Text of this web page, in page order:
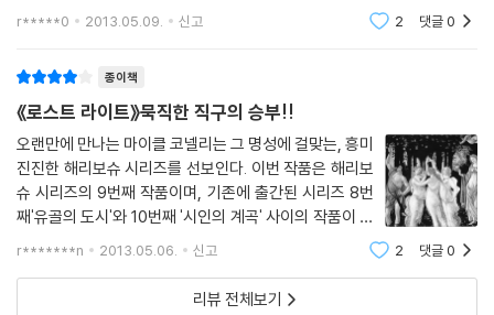
적으로 언급되어 있다.
끝으로 이 작품 전체를 꿰뚫는 명대사가 있다. 해리 보슈의 전처 엘리노어
가 먼저 언급했고 보슈가 계속 마음에 새기며 피해자와 자신의 인생까지
반추하게 되는 문장. 죽은 자의 편에 서서 그들의 사연을 풀어줄 수 있도록
해리 보슈를 움직이게 하고, 단 하나의 사랑만이 가슴속 깊은 곳에 간직되
어 있으며, 후회와 상처로 얼룩진 인생에도 구원과 용서가 자리하고 있음
을 알려주는 문장. 프롤로그와 마지막 장을 대구로 연결하는 “마음속에 있
는 것들은 다함이 없다.”는 작품의 전체 주제를 암시하는 명문이다. 이는
에즈라 파운드의 시 ‘Exile's Letter'에서 인용한 대목으로 원문은 다음과
같다. What is the use of talking, and there is no end of talking,
There is no end of things in the heart. 해리 보슈 시리즈 10편 《유골
한 범인들에게 이리저리 시달리고 혼자 맞서야 하는 상황은 계속되지만
r*****0 2013.05.09. 신고 2 댓글0
종이책
《로스트 라이트》묵직한 직구의 승부!!
오랜만에 만나는 마이클 코넬리는 그 명성에 걸맞는, 흥미
진진한 해리보슈 시리즈를 선보인다. 이번 작품은 해리보
슈 시리즈의 9번째 작품이며, 기존에 출간된 시리즈 8번
째'유골의 도시'와 10번째 '시인의 계곡' 사이의 작품이 되
겠다. 그리고 이어 그 다음시리즈인 11번째 '클로저'와 12
해는 해리보슈의 팬들에게 신나는 시기가
r*******n 2013.05.06. 신고 2 댓글0
리뷰 전체보기